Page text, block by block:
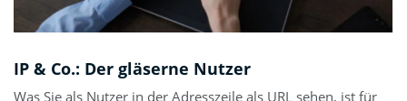
IP & Co.: Der gläserne Nutzer
Was Sie als Nutzer in der Adresszeile als URL sehen, ist für